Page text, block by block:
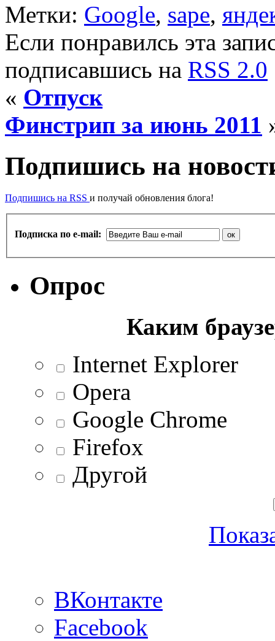
Метки: Google, sape,
Если понравилсь эта
подписавшись на RSS 2.0
« Отпуск
Финстрип за июнь 2011
Подпишись на
Подпишись на RSS и получай обновления блога!
Подписка по e-mail:
Опрос
Каким
Internet Explorer
Opera
Google Chrome
Firefox
Другой
ВКонтакте
Facebook